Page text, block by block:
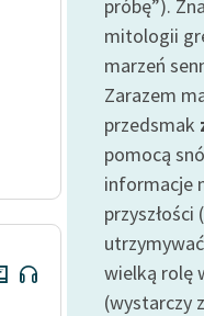
próbę”).
mitologii
marzeń
Zarazem
przedsmak
pomocą
informacje
przyszłości
wielką rolę
(wystarczy